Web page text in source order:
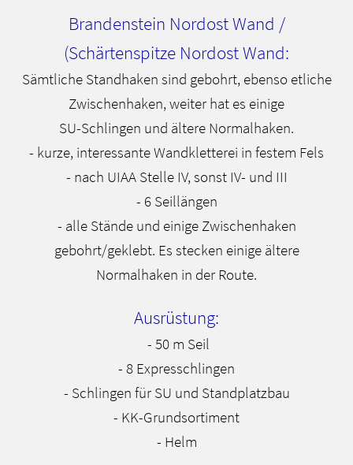
Brandenstein Nordost Wand /
(Schärtenspitze Nordost Wand:
Sämtliche Standhaken sind gebohrt, ebenso etliche
Zwischenhaken, weiter hat es einige
SU-Schlingen und ältere Normalhaken.
- kurze, interessante Wandkletterei in festem Fels
- nach UIAA Stelle IV, sonst IV- und III
- 6 Seillängen
- alle Stände und einige Zwischenhaken
gebohrt/geklebt. Es stecken einige ältere
Normalhaken in der Route.
Ausrüstung:
- 50 m Seil
- 8 Expresschlingen
- Schlingen für SU und Standplatzbau
- KK-Grundsortiment
- Helm